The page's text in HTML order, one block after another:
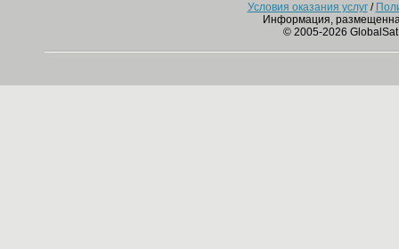
Условия оказания услуг/
Информация,
© 2005-2026